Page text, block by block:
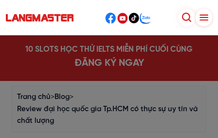
10 SLOTS HỌC THỬ IELTS MIỄN PHÍ CUỐI CÙNG
ĐĂNG KÝ NGAY
Trang chủ>Blog>
Review đại học quốc gia Tp.HCM có thực sự uy tín và
chất lượng